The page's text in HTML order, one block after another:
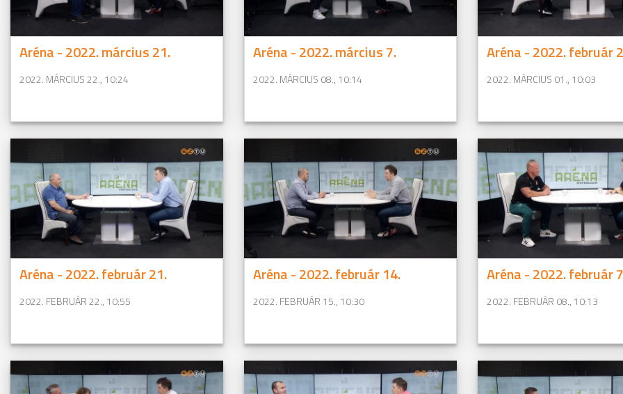
Aréna - 2022. március 21.
2022. MÁRCIUS 22., 10:24
Aréna - 2022. március 7.
2022. MÁRCIUS 08., 10:14
Aréna - 2022. február
2022. MÁRCIUS 01., 10:03
Aréna - 2022. február 21.
2022. FEBRUÁR 22., 10:55
Aréna - 2022. február 14.
2022. FEBRUÁR 15., 10:30
Aréna - 2022. február
2022. FEBRUÁR 08., 10:13